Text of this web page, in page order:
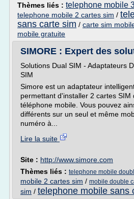
Thèmes liés : telephone mobile
telephone mobile 2 cartes sim /
sans carte sim / carte sim
mobile gratuite
SIMORE : Expert des
Solutions Dual SIM - Adaptateurs
SIM
Simore est un adaptateur
permettant d'installer 2 cartes SIM
téléphone mobile. Vous pouvez
différents sur un seul et même
numéro à...
Lire la suite
Site : http://www.simore.com
Thèmes liés : telephone mobile
mobile 2 cartes sim / mobile double
sim / telephone mobile sans